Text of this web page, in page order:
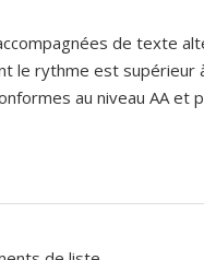
de texte
le rythme est supérieur
au niveau AA et